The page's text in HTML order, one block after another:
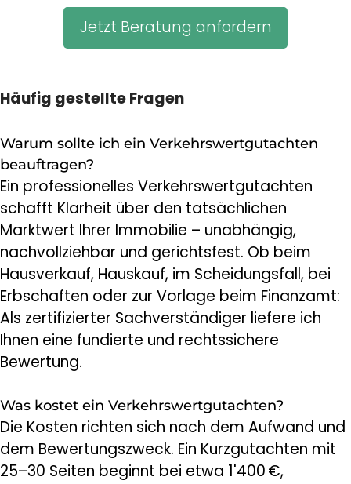
Jetzt Beratung anfordern
Häufig gestellte Fragen
Warum sollte ich ein Verkehrswertgutachten
beauftragen?
Ein professionelles Verkehrswertgutachten
schafft Klarheit über den tatsächlichen
Marktwert Ihrer Immobilie – unabhängig,
nachvollziehbar und gerichtsfest. Ob beim
Hausverkauf, Hauskauf, im Scheidungsfall, bei
Erbschaften oder zur Vorlage beim Finanzamt:
Als zertifizierter Sachverständiger liefere ich
Ihnen eine fundierte und rechtssichere
Bewertung.
Was kostet ein Verkehrswertgutachten?
Die Kosten richten sich nach dem Aufwand und
dem Bewertungszweck. Ein Kurzgutachten mit
25–30 Seiten beginnt bei etwa 1'400 €,